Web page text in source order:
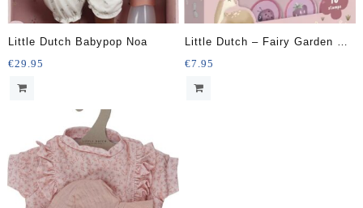
Little Dutch Babypop Noa
€29.95
Little Dutch – Fairy Garden –
Stempelset
€7.95